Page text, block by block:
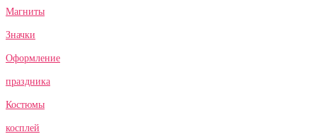
Магниты
Значки
Оформление
праздника
Костюмы
косплей